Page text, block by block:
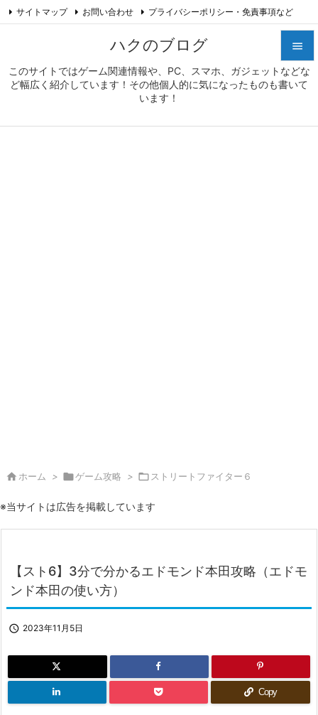
ハクのブログ
このサイトではゲーム関連情報や、PC、スマホ、ガジェットなどな
ど幅広く紹介しています！その他個人的に気になったものも書いて
います！


メニュ
サイド
サイトマップ お問い合わせ プライバシーポリシー・免責事項など
 ホーム > ゲーム攻略 >  ストリートファイター６
※当サイトは広告を掲載しています
【スト6】3分で分かるエドモンド本田攻略（エドモ
ンド本田の使い方）
 2023年11月5日
Copy